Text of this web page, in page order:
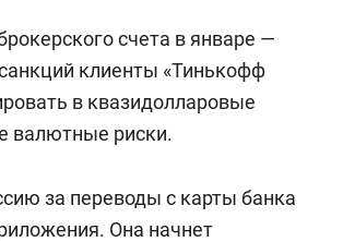
счета в январе —
клиенты «Тинькофф
в квазидолларовые
валютные риски.
за переводы с карты банка
Она начнет